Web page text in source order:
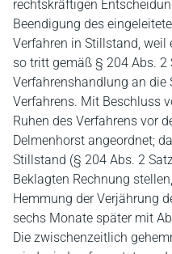
rechtskräftigen
Beendigung des
Verfahren in Stillstand, weil
so tritt gemäß § 204 Abs. 2
Verfahrenshandlung an die
Verfahrens. Mit Beschluss
Ruhen des Verfahrens vor
Delmenhorst angeordnet;
Stillstand (§ 204 Abs. 2
Beklagten Rechnung
Hemmung der Verjährung
sechs Monate später mit
Die zwischenzeitlich